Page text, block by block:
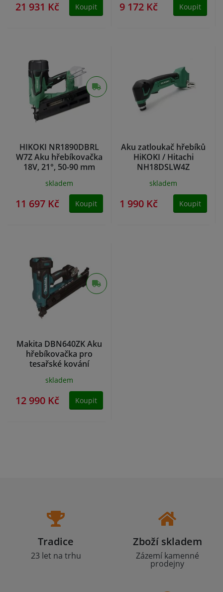
21 931 Kč Koupit 9 172 Kč Koupit
HIKOKI NR1890DBRL
W7Z Aku hřebíkovačka
18V, 21°, 50-90 mm
skladem
11 697 Kč Koupit
Aku zatloukač hřebíků
HiKOKI / Hitachi
NH18DSLW4Z
skladem
1 990 Kč Koupit
Makita DBN640ZK Aku
hřebíkovačka pro
tesařské kování
skladem
12 990 Kč Koupit
Tradice
23 let na trhu
Zboží skladem
Zázemí kamenné
prodejny